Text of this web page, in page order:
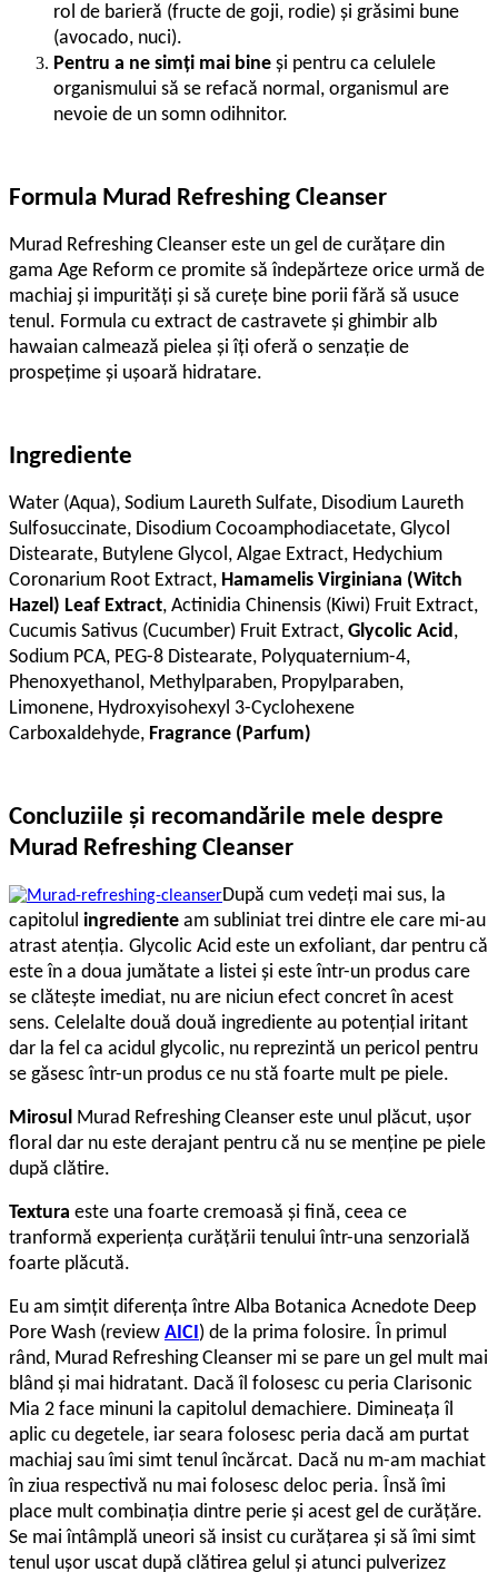
rol de barieră (fructe de goji, rodie) şi grăsimi bune
(avocado, nuci).
Pentru a ne simţi mai bine şi pentru ca celulele
organismului să se refacă normal, organismul are
nevoie de un somn odihnitor.
Formula Murad Refreshing Cleanser
Murad Refreshing Cleanser este un gel de curăţare din
gama Age Reform ce promite să îndepărteze orice urmă de
machiaj şi impurităţi şi să cureţe bine porii fără să usuce
tenul. Formula cu extract de castravete şi ghimbir alb
hawaian calmează pielea şi îţi oferă o senzaţie de
prospeţime şi uşoară hidratare.
Ingrediente
Water (Aqua), Sodium Laureth Sulfate, Disodium Laureth
Sulfosuccinate, Disodium Cocoamphodiacetate, Glycol
Distearate, Butylene Glycol, Algae Extract, Hedychium
Coronarium Root Extract, Hamamelis Virginiana (Witch
Hazel) Leaf Extract, Actinidia Chinensis (Kiwi) Fruit Extract,
Cucumis Sativus (Cucumber) Fruit Extract, Glycolic Acid,
Sodium PCA, PEG-8 Distearate, Polyquaternium-4,
Phenoxyethanol, Methylparaben, Propylparaben,
Limonene, Hydroxyisohexyl 3-Cyclohexene
Carboxaldehyde, Fragrance (Parfum)
Concluziile şi recomandările mele despre
Murad Refreshing Cleanser
După cum vedeţi mai sus, la
capitolul ingrediente am subliniat trei dintre ele care mi-au
atrast atenţia. Glycolic Acid este un exfoliant, dar pentru că
este în a doua jumătate a listei şi este într-un produs care
se clăteşte imediat, nu are niciun efect concret în acest
sens. Celelalte două două ingrediente au potenţial iritant
dar la fel ca acidul glycolic, nu reprezintă un pericol pentru
se găsesc într-un produs ce nu stă foarte mult pe piele.
Mirosul Murad Refreshing Cleanser este unul plăcut, uşor
floral dar nu este derajant pentru că nu se menţine pe piele
după clătire.
Textura este una foarte cremoasă şi fină, ceea ce
tranformă experienţa curăţării tenului într-una senzorială
foarte plăcută.
Eu am simţit diferenţa între Alba Botanica Acnedote Deep
Pore Wash (review AICI) de la prima folosire. În primul
rând, Murad Refreshing Cleanser mi se pare un gel mult mai
blând şi mai hidratant. Dacă îl folosesc cu peria Clarisonic
Mia 2 face minuni la capitolul demachiere. Dimineaţa îl
aplic cu degetele, iar seara folosesc peria dacă am purtat
machiaj sau îmi simt tenul încărcat. Dacă nu m-am machiat
în ziua respectivă nu mai folosesc deloc peria. Însă îmi
place mult combinaţia dintre perie şi acest gel de curăţăre.
Se mai întâmplă uneori să insist cu curăţarea şi să îmi simt
tenul uşor uscat după clătirea gelul şi atunci pulverizez